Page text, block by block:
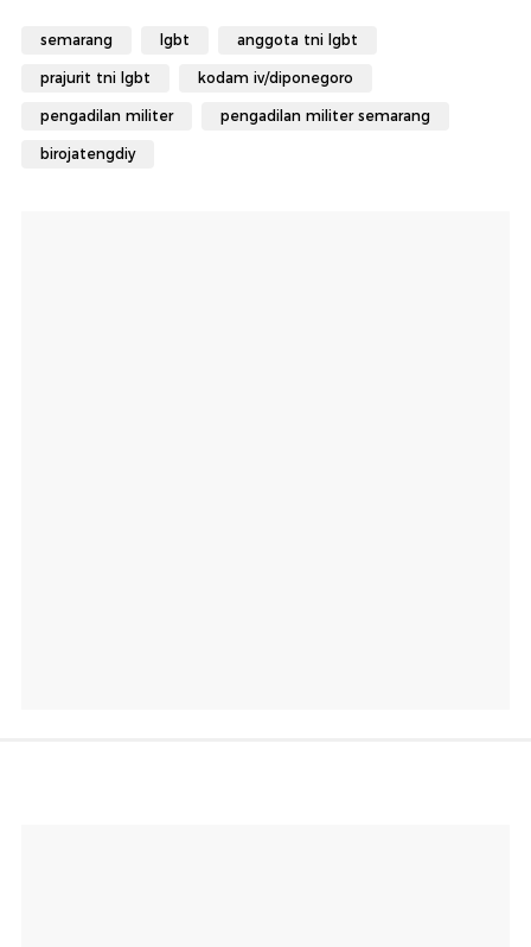
semarang lgbt anggota tni lgbt
prajurit tni lgbt kodam iv/diponegoro
pengadilan militer pengadilan militer semarang
birojatengdiy